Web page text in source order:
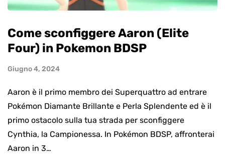
Come sconfiggere Aaron (Elite
Four) in Pokemon BDSP
Giugno 4, 2024
Aaron è il primo membro dei Superquattro ad entrare
Pokémon Diamante Brillante e Perla Splendente ed è il
primo ostacolo sulla tua strada per sconfiggere
Cynthia, la Campionessa. In Pokémon BDSP, affronterai
Aaron in 3…